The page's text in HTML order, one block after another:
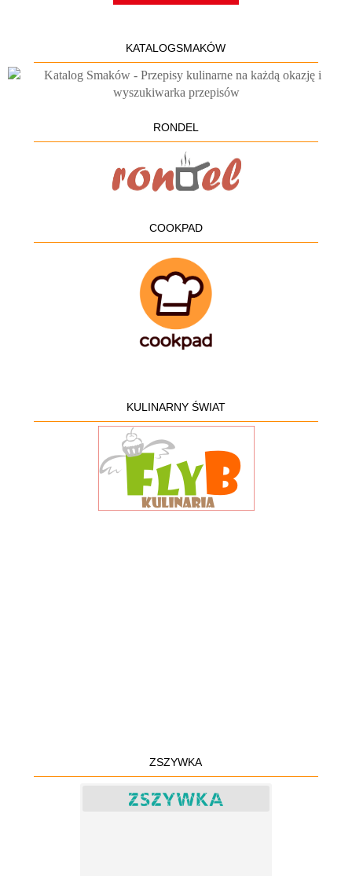
KATALOGSMAKÓW
RONDEL
COOKPAD
KULINARNY ŚWIAT
ZSZYWKA